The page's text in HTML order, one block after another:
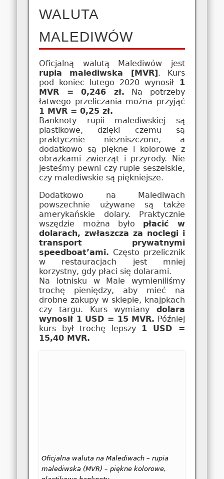
WALUTA
MALEDIWÓW
Oficjalną walutą Malediwów jest
rupia malediwska [MVR]. Kurs
pod koniec lutego 2020 wynosił1
MVR = 0,246 zł. Na potrzeby
łatwego przeliczania można przyjąć
1 MVR = 0,25 zł.
Banknoty rupii malediwskiej są
plastikowe, dzięki czemu są
praktycznie niezniszczone, a
dodatkowo są piękne i kolorowe z
obrazkami zwierząt i przyrody. Nie
jesteśmy pewni czy rupie seszelskie,
czy malediwskie są piękniejsze.
Dodatkowo na Malediwach
powszechnie używane są także
amerykańskie dolary. Praktycznie
wszędzie można było płacić w
dolarach, zwłaszcza za noclegi i
transport prywatnymi
speedboat’ami. Często przelicznik
w restauracjach jest mniej
korzystny, gdy płaci się dolarami.
Na lotnisku w Male wymieniliśmy
trochę pieniędzy, aby mieć na
drobne zakupy w sklepie, knajpkach
czy targu. Kurs wymiany dolara
wynosił 1 USD = 15 MVR. Później
kurs był trochę lepszy 1 USD =
15,40 MVR.
Oficjalna waluta na Malediwach – rupia
malediwska (MVR) – piękne kolorowe,